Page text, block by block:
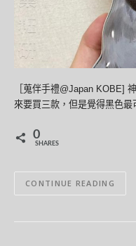
［蒐伴手禮@Japan KOBE]
來要買三款，但是覺得黑色最
0
SHARES
CONTINUE READING